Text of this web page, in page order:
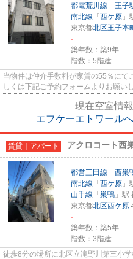
都電荒川線 「 王子
南北線 「 西ケ原 」
東京都北区王子本
-
築年数：築9年
階数：5階建
当物件は仲介手数料が家賃の55％に
しくは下記ご予約フォームよりお願い
現在空室情
エフケーエトワール
賃貸｜アパート アクロコート西
都営三田線 「 西巣
南北線 「 西ケ原 」
山手線 「 巣鴨 」駅
東京都北区西ケ原
-
築年数：築5年
階数：3階建
徒歩8分の場所に北区立滝野川第三小